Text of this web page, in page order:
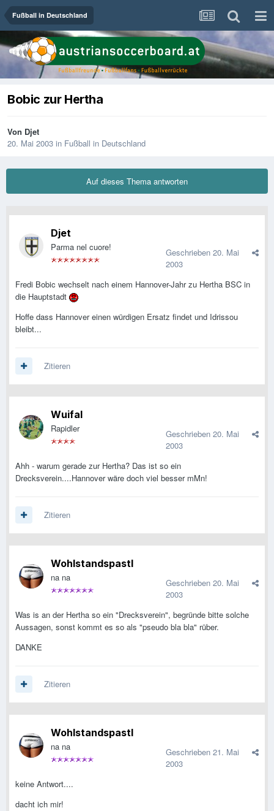
Fußball in Deutschland
Bobic zur Hertha
Von Djet
20. Mai 2003 in Fußball in Deutschland
Auf dieses Thema antworten
Djet
Parma nel cuore! Geschrieben 20. Mai
2003
Fredi Bobic wechselt nach einem Hannover-Jahr zu Hertha BSC in
die Hauptstadt
Hoffe dass Hannover einen würdigen Ersatz findet und Idrissou
bleibt...
Zitieren
Wuifal
Rapidler Geschrieben 20. Mai
2003
Ahh - warum gerade zur Hertha? Das ist so ein
Drecksverein....Hannover wäre doch viel besser mMn!
Zitieren
Wohlstandspastl
na na Geschrieben 20. Mai
2003
Was is an der Hertha so ein "Drecksverein", begründe bitte solche
Aussagen, sonst kommt es so als "pseudo bla bla" rüber.
DANKE
Zitieren
Wohlstandspastl
na na Geschrieben 21. Mai
2003
keine Antwort....
dacht ich mir!